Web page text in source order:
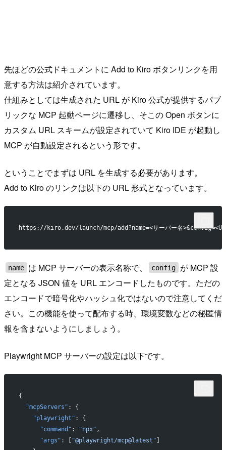
先ほどの公式ドキュメントに Add to Kiro ボタンリンクを用
意する方法は紹介されています。
仕組みとしては生成された URL が Kiro 公式が提供するパブ
リックな MCP 起動ページに遷移し、そこの Open ボタンに
カスタム URL スキームが設定されていて Kiro IDE が起動し
MCP が自動設定されるという形です。
ということでまずは URL を生成する必要があります。
Add to Kiro のリンクは以下の URL 形式となっています。
https://kiro.dev/launch/mcp/add?name=<サーバー名
name は MCP サーバーの表示名称で、 config
が MCP 設
定となる JSON 値を URL エンコードしたものです。ただの
エンコードで暗号化やハッシュ化ではないので注意してくだ
さい。この機能を使って配布する時、環境変数などの秘匿情
報を含まないようにしましょう。
Playwright MCP サーバーの設定は以下です。
{
  "mcpServers"
: {
    "playwright"
: {
      "command"
: "npx" ,
      "args"
: [ "@playwright/mcp@latest" ]